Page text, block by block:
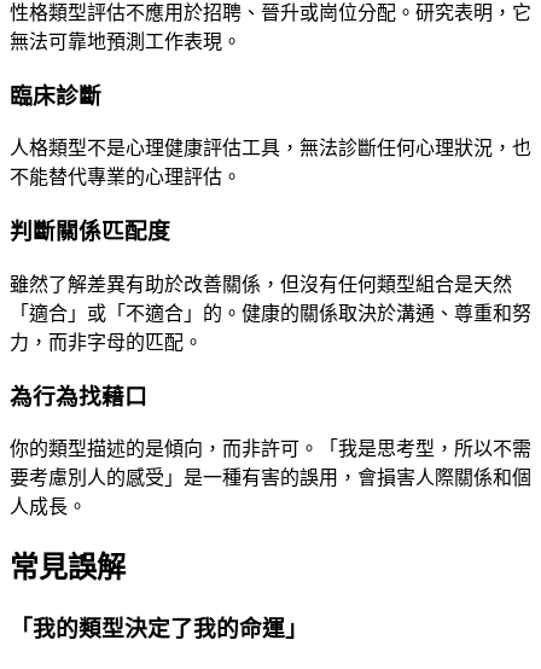
性格類型評估不應用於招聘、晉升或崗位分配。研究表明，它
無法可靠地預測工作表現。
臨床診斷
人格類型不是心理健康評估工具，無法診斷任何心理狀況，也
不能替代專業的心理評估。
判斷關係匹配度
雖然了解差異有助於改善關係，但沒有任何類型組合是天然
「適合」或「不適合」的。健康的關係取決於溝通、尊重和努
力，而非字母的匹配。
為行為找藉口
你的類型描述的是傾向，而非許可。「我是思考型，所以不需
要考慮別人的感受」是一種有害的誤用，會損害人際關係和個
人成長。
常見誤解
「我的類型決定了我的命運」